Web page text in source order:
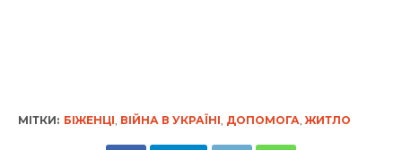
МІТКИ: БІЖЕНЦІ ВІЙНА В УКРАЇНІ ДОПОМОГА ЖИТЛО